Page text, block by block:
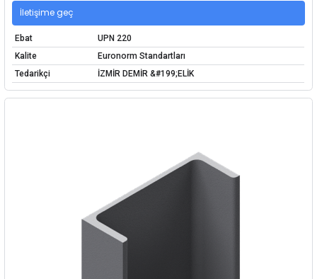
İletişime geç
Ebat
UPN 220
Kalite
Euronorm Standartları
Tedarikçi
İZMİR DEMİR &#199;ELİK